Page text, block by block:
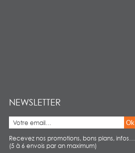
NEWSLETTER
Ok
Recevez nos promotions, bons plans, infos…
(5 à 6 envois par an maximum)